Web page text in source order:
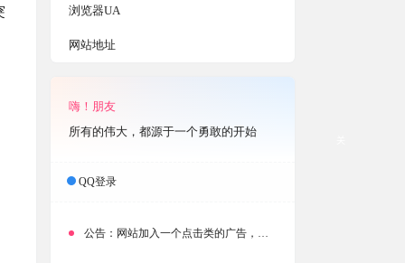
浏览器UA
网站地址
嗨！朋友
所有的伟大，都源于一个勇敢的开始
QQ登录
公告： 网站加入一个点击类的广告，大家点击下载按钮需要注意